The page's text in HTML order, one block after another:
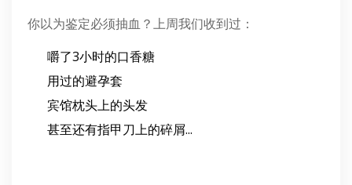
你以为鉴定必须抽血？上周我们收到过：
嚼了3小时的口香糖
用过的避孕套
宾馆枕头上的头发
甚至还有指甲刀上的碎屑...